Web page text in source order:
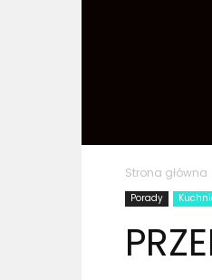
polsku
Strona główna
Porady